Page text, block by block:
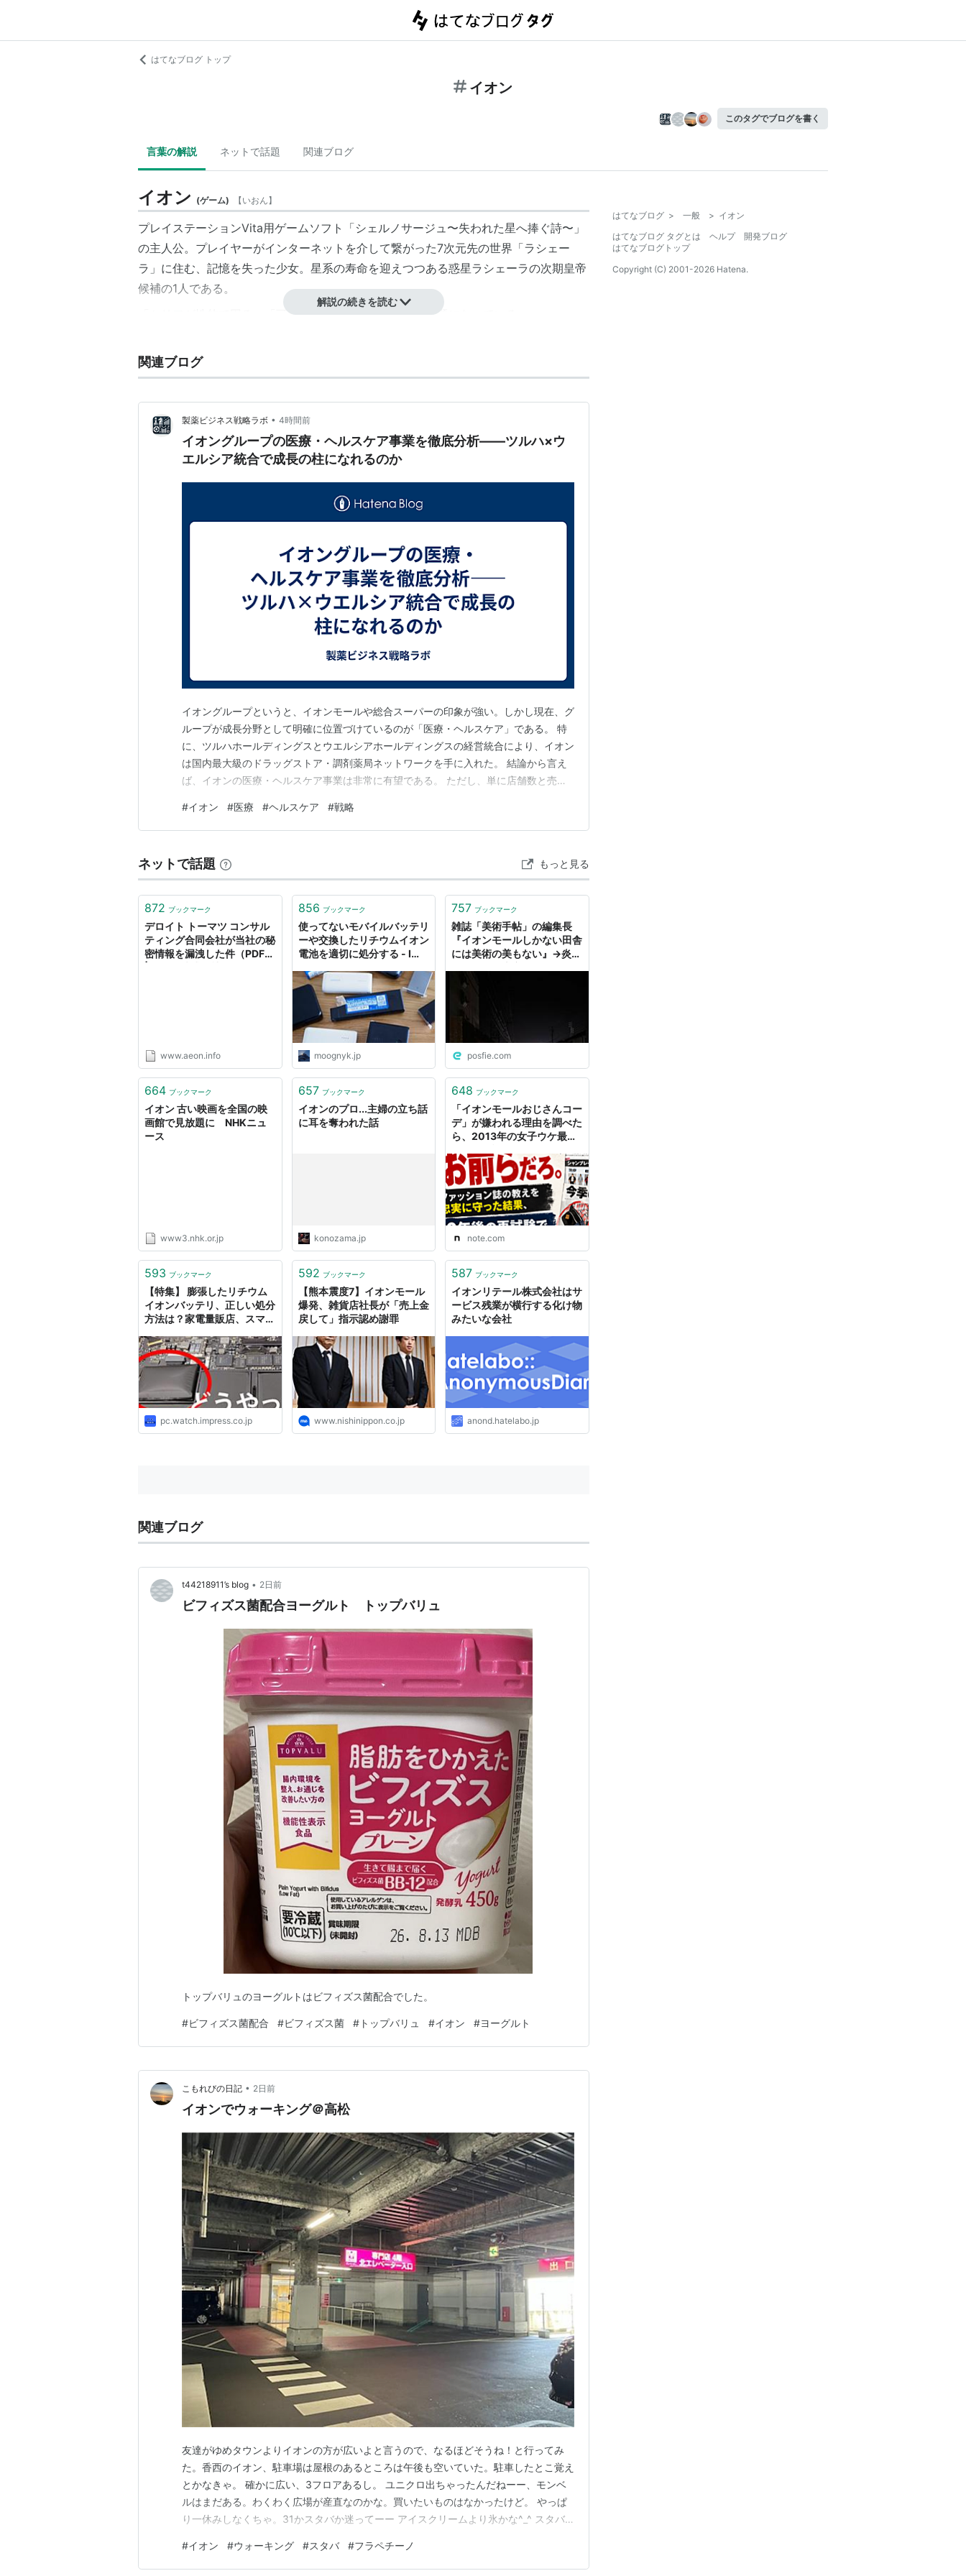
はてなブログ トップ
イオン
このタグでブログを書く
言葉の解説 ネットで話題 関連ブログ
イオン (ゲーム) 【いおん】
プレイステーションVita用ゲームソフト「シェルノサージュ〜失われた星へ捧ぐ詩〜」
の主人公。プレイヤーがインターネットを介して繋がった7次元先の世界「ラシェー
ラ」に住む、記憶を失った少女。星系の寿命を迎えつつある惑星ラシェーラの次期皇帝
候補の1人である。
「セリフが性的で困る」「可愛すぎる」等、発売前から話題になっている。
性格はおっとりしていて恥ずかしがり屋
CV :加隈亜衣
http://surge-concerto.jp/ciel/
http://www.jp.playstation.com/psn/store/magazine/120412/01/
分子が、電子を失ったり得たりして電荷をもったもの。基本的に液体中で存在す
るが、気体中でも存在すると主張するものがいる（プラズマクラスター、ナノイオン、
マイナスイオンなど）。固体中では、陽イオンと陰イオンで塩（えん）の形を取るもの
が多い（塩／しお 塩化ナトリウム）。
解説の続きを読む
関連ブログ
製薬ビジネス戦略ラボ • 4時間前
イオングループの医療・ヘルスケア事業を徹底分析――ツルハ×ウ
エルシア統合で成長の柱になれるのか
イオングループというと、イオンモールや総合スーパーの印象が強い。しかし現在、グ
ループが成長分野として明確に位置づけているのが「医療・ヘルスケア」である。 特
に、ツルハホールディングスとウエルシアホールディングスの経営統合により、イオン
は国内最大級のドラッグストア・調剤薬局ネットワークを手に入れた。 結論から言え
ば、イオンの医療・ヘルスケア事業は非常に有望である。 ただし、単に店舗数と売上
能、食品販売、アプリ、購買データを統合し、収益性と利用者の健康価値をどこまで高
められるかである。 ※本記事は2026年7月時点の公表資…
#イオン #医療 #ヘルスケア #戦略
ネットで話題 もっと見る
872 ブックマーク
デロイト トーマツ コンサル
ティング合同会社が当社の秘
密情報を漏洩した件（PDF）
www.aeon.info
856 ブックマーク
使ってないモバイルバッテリ
ーや交換したリチウムイオン
電池を適切に処分する - I
moognyk.jp
757 ブックマーク
雑誌「美術手帖」の編集長
『イオンモールしかない田舎
には美術の美もない』→炎上
イキリ大学生みたいなことを
い」
posfie.com
664 ブックマーク
イオン 古い映画を全国の映
画館で見放題に NHKニュ
ース
www3.nhk.or.jp
657 ブックマーク
イオンのプロ...主婦の立ち話
に耳を奪われた話
konozama.jp
648 ブックマーク
「イオンモールおじさんコー
デ」が嫌われる理由を調べた
ら、2013年の女子ウケ最適
note.com
593 ブックマーク
【特集】 膨張したリチウム
イオンバッテリ、正しい処分
方法は？家電量販店、スマホ
に聞いてみた
pc.watch.impress.co.jp
592 ブックマーク
【熊本震度7】イオンモール
爆発、雑貨店社長が「売上金
戻して」指示認め謝罪
www.nishinippon.co.jp
587 ブックマーク
イオンリテール株式会社はサ
ービス残業が横行する化け物
みたいな会社
anond.hatelabo.jp
関連ブログ
t44218911’s blog • 2日前
ビフィズス菌配合ヨーグルト トップバリュ
トップバリュのヨーグルトはビフィズス菌配合でした。
#ビフィズス菌配合 #ビフィズス菌 # トップバリュ #イオン #ヨーグルト
こもれびの日記 • 2日前
イオンでウォーキング＠高松
友達がゆめタウンよりイオンの方が広いよと言うので、なるほどそうね！と行ってみ
た。香西のイオン、駐車場は屋根のあるところは午後も空いていた。駐車したとこ覚え
とかなきゃ。 確かに広い、3フロアあるし。 ユニクロ出ちゃったんだねーー、モンベ
ルはまだある。わくわく広場が産直なのかな。買いたいものはなかったけど。 やっぱ
り一休みしなくちゃ。31かスタバか迷ってーー アイスクリームより氷かな^_^ スタバで
きなのだ。 １時間くらい歩いて4300歩。 綾川のイオンの方が大きいから今度はあっ
ちに行ってみよう。
#イオン #ウォーキング #スタバ #フラペチーノ
はてなブログ > 一般 > イオン
はてなブログ タグとは
ヘルプ
開発ブログ
はてなブログトップ
Copyright (C) 2001-2026 Hatena.